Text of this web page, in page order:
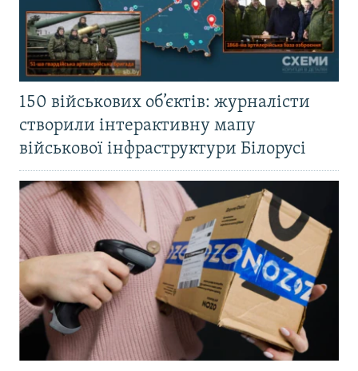
150 військових об’єктів: журналісти
створили інтерактивну мапу
військової інфраструктури Білорусі